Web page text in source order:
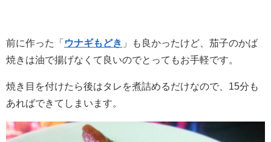
前に作った「 ウナギもどき 」も良かったけど、茄子のかば
焼きは油で揚げなくて良いのでとってもお手軽です。
焼き目を付けたら後はタレを煮詰めるだけなので、15分も
あればできてしまいます。